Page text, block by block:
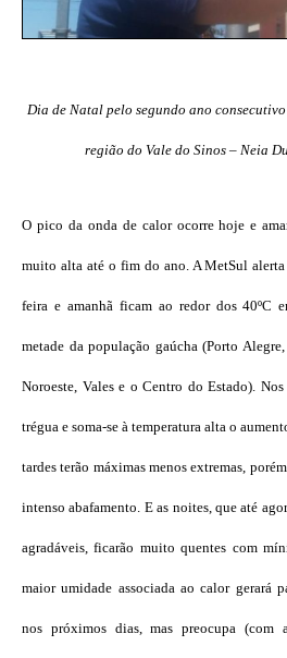
Dia de Natal pelo segundo ano
região do Vale do Sinos – Neia
O pico da onda de calor ocorre hoje e
muito alta até o fim do ano. A MetSul
feira e amanhã ficam ao redor dos 40ºC
metade da população gaúcha (Porto
Noroeste, Vales e o Centro do Estado).
trégua e soma-se à temperatura alta o
tardes terão máximas menos extremas,
intenso abafamento. E as noites, que até
agradáveis, ficarão muito quentes com
maior umidade associada ao calor gerará
nos próximos dias, mas preocupa (com